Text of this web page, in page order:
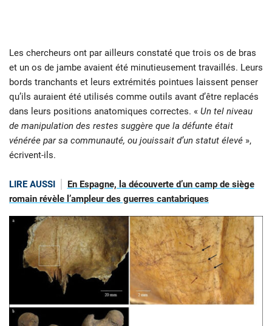
Les chercheurs ont par ailleurs constaté que trois os de bras
et un os de jambe avaient été minutieusement travaillés. Leurs
bords tranchants et leurs extrémités pointues laissent penser
qu’ils auraient été utilisés comme outils avant d’être replacés
dans leurs positions anatomiques correctes. « Un tel niveau
de manipulation des restes suggère que la défunte était
vénérée par sa communauté, ou jouissait d’un statut élevé »,
écrivent-ils.
LIRE AUSSI
En Espagne, la découverte d’un camp de siège
romain révèle l’ampleur des guerres cantabriques